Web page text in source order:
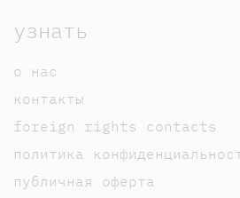
узнать
о нас
контакты
foreign rights contacts
политика
публичная оферта